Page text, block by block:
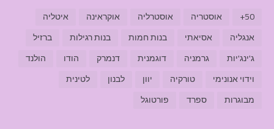
50+ אוסטריה אוסטרליה אוקראינה
איטליה
אנגליה
אסיאתי בנות חמות בנות רגילות
ברזיל
ג'ינג'יות
גרמניה דוגמנית דנמרק הודו
הולנד
וידוי אנונימי
טורקיה יוון לבנון
לטינית
מבוגרות
ספרד פורטוגל